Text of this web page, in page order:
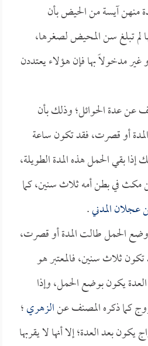
منهن آيسة من الحيض بأن
تبلغ سن المحيض لصغرها،
مدخولاً بها فإن هؤلاء يعتددن
عن عدة الحوائل؛ وذلك بأن
أو قصرت، فقد تكون ساعة
بقي الحمل هذه المدة الطويلة،
في بطن أمه ثلاث سنين، كما
عجلان المدني.
الحمل طالت المدة أو قصرت،
ثلاث سنين، فالمعتبر هو
يكون بوضع الحمل، وإذا
كما ذكره المصنف عنالزهري؛
يكون بعد العدة؛ إلا أنها لا يقربها